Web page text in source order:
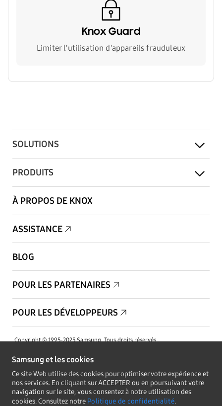
Knox Guard
Limiter l'utilisation d'appareils frauduleux
SOLUTIONS
PRODUITS
À PROPOS DE KNOX
ASSISTANCE
BLOG
POUR LES PARTENAIRES
POUR LES DÉVELOPPEURS
Copyright © 1995-2025 Samsung. Tous droits réservés.
RESTEZ INFORMÉ
Samsung et les cookies
Ce site Web utilise des cookies pour optimiser votre expérience et
nos services. En cliquant sur ACCEPTER ou en poursuivant votre
navigation sur le site, vous consentez à notre utilisation des
cookies. Consultez notre Politique de confidentialité.